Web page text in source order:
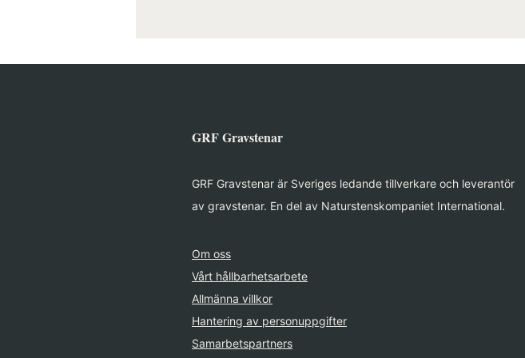
GRF Gravstenar
GRF Gravstenar är Sveriges ledande tillverkare och leverantör
av gravstenar. En del av Naturstenskompaniet International.
Om oss
Vårt hållbarhetsarbete
Allmänna villkor
Hantering av personuppgifter
Samarbetspartners